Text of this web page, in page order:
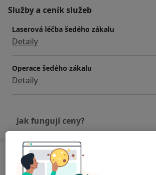
Služby a ceník služeb
Laserová léčba šedého zákalu
Detaily
Operace šedého zákalu
Detaily
Jak fungují ceny?
Adresa